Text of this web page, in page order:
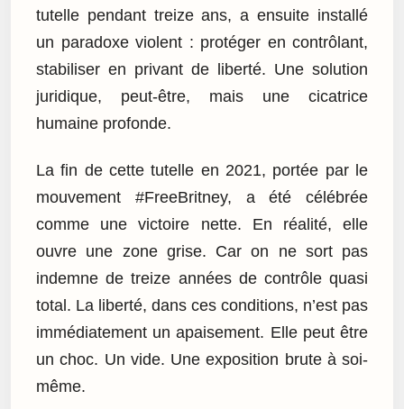
tutelle pendant treize ans, a ensuite installé
un paradoxe violent : protéger en contrôlant,
stabiliser en privant de liberté. Une solution
juridique, peut-être, mais une cicatrice
humaine profonde.
La fin de cette tutelle en 2021, portée par le
mouvement #FreeBritney, a été célébrée
comme une victoire nette. En réalité, elle
ouvre une zone grise. Car on ne sort pas
indemne de treize années de contrôle quasi
total. La liberté, dans ces conditions, n’est pas
immédiatement un apaisement. Elle peut être
un choc. Un vide. Une exposition brute à soi-
même.